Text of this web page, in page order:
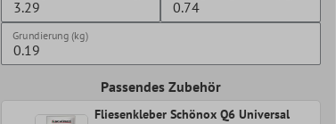
Grundierung (kg)
Passendes Zubehör
Fliesenkleber Schönox Q6 Universal